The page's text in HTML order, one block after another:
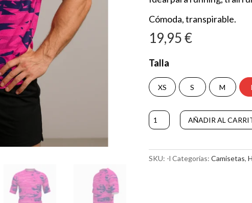
Cómoda, transpirable.
19,95€
Talla
XS S M L
CAMISETA
MANGA
FLEKK
cantidad
AÑADIR AL
SKU: -l Categorías: Camisetas,